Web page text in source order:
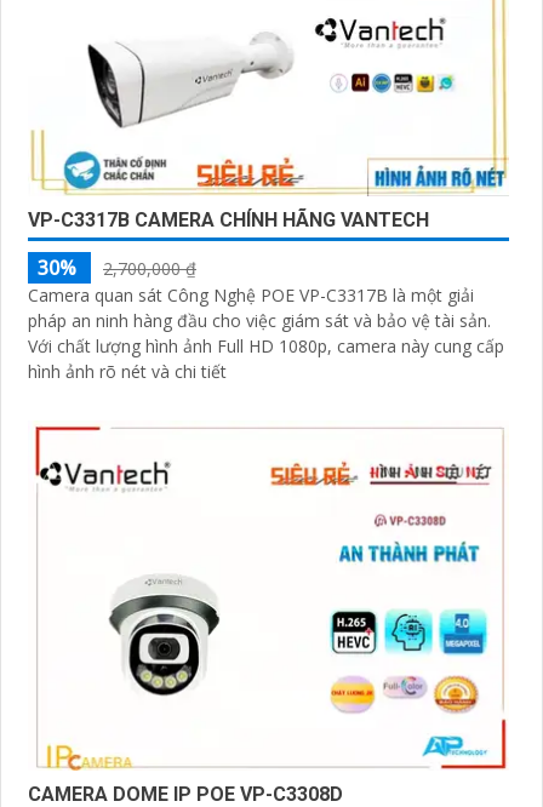
VP-C3317B CAMERA CHÍNH HÃNG VANTECH
30%
2,700,000 ₫
Camera quan sát Công Nghệ POE VP-C3317B là một giải
pháp an ninh hàng đầu cho việc giám sát và bảo vệ tài sản.
Với chất lượng hình ảnh Full HD 1080p, camera này cung cấp
hình ảnh rõ nét và chi tiết
CAMERA DOME IP POE VP-C3308D